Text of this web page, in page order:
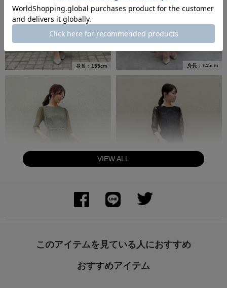
身長：155cm 身長：145cm
VIEW ALL
このアイテムを見ている人におすすめ
おすすめアイテム